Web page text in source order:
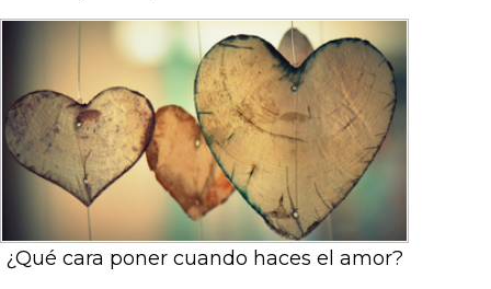
¿Qué cara poner cuando haces el amor?